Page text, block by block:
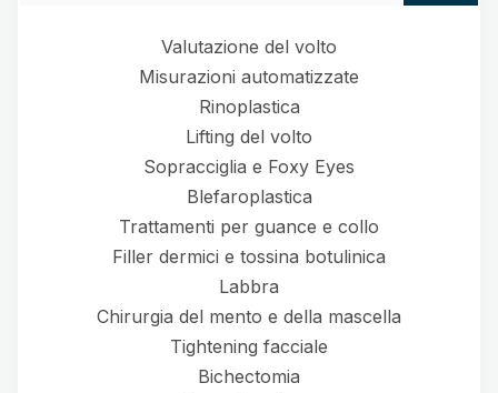
Valutazione del volto
Misurazioni automatizzate
Rinoplastica
Lifting del volto
Sopracciglia e Foxy Eyes
Blefaroplastica
Trattamenti per guance e collo
Filler dermici e tossina botulinica
Labbra
Chirurgia del mento e della mascella
Tightening facciale
Bichectomia